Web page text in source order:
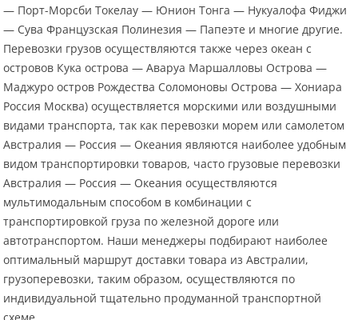
— Порт-Морсби Токелау — Юнион Тонга — Нукуалофа Фиджи
— Сува Французская Полинезия — Папеэте и многие другие.
Перевозки грузов осуществляются также через океан с
островов Кука острова — Аваруа Маршалловы Острова —
Маджуро остров Рождества Соломоновы Острова — Хониара
Россия Москва) осуществляется морскими или воздушными
видами транспорта, так как перевозки морем или самолетом
Австралия — Россия — Океания являются наиболее удобным
видом транспортировки товаров, часто грузовые перевозки
Австралия — Россия — Океания осуществляются
мультимодальным способом в комбинации с
транспортировкой груза по железной дороге или
автотранспортом. Наши менеджеры подбирают наиболее
оптимальный маршрут доставки товара из Австралии,
грузоперевозки, таким образом, осуществляются по
индивидуальной тщательно продуманной транспортной